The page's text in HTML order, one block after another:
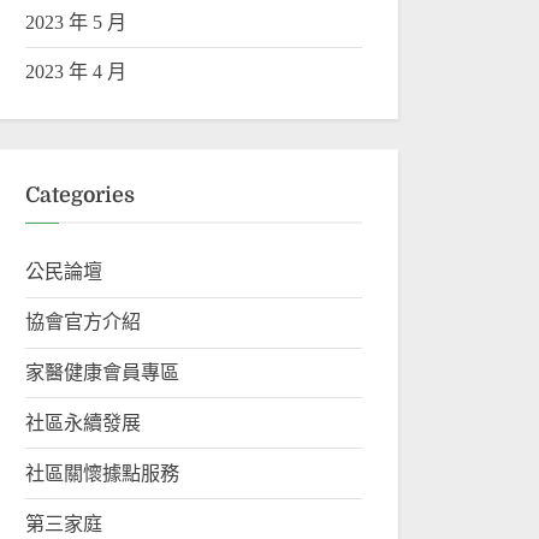
2023 年 5 月
2023 年 4 月
Categories
公民論壇
協會官方介紹
家醫健康會員專區
社區永續發展
社區關懷據點服務
第三家庭